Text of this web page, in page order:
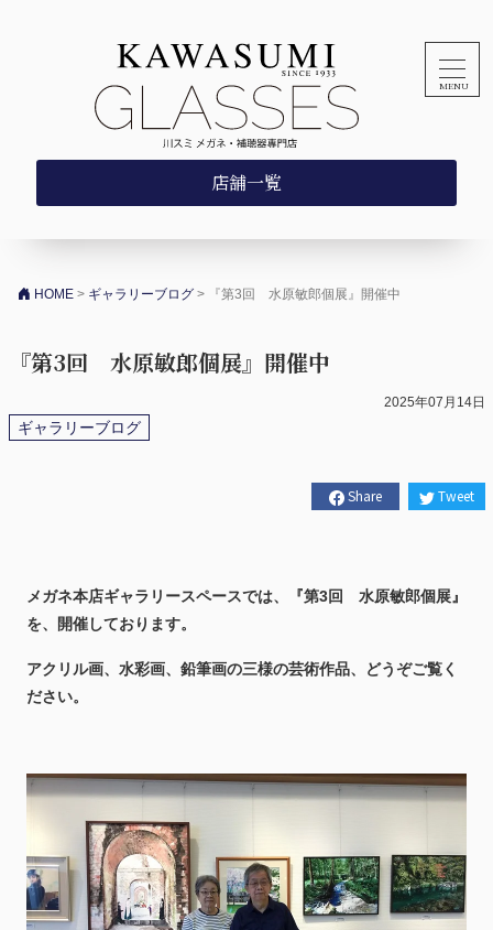
店舗一覧
HOME > ギャラリーブログ > 『第3回 水原敏郎個展』開催中
『第3回 水原敏郎個展』開催中
2025年07月14日
ギャラリーブログ
Share Tweet
メガネ本店ギャラリースペースでは、『第3回 水原敏郎個展』
を、開催しております。
アクリル画、水彩画、鉛筆画の三様の芸術作品、どうぞご覧く
ださい。